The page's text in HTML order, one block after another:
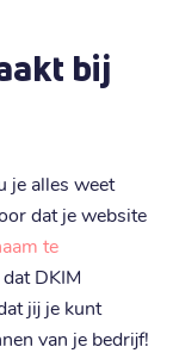
bij
je alles weet
dat je website
te
DKIM
jij je kunt
van je bedrijf!